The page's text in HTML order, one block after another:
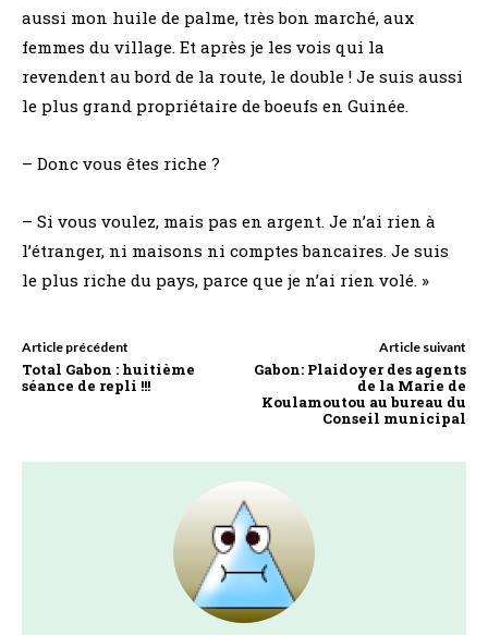
aussi mon huile de palme, très bon marché, aux
femmes du village. Et après je les vois qui la
revendent au bord de la route, le double ! Je suis aussi
le plus grand propriétaire de boeufs en Guinée.
– Donc vous êtes riche ?
– Si vous voulez, mais pas en argent. Je n’ai rien à
l’étranger, ni maisons ni comptes bancaires. Je suis
le plus riche du pays, parce que je n’ai rien volé. »
Article précédent
Total Gabon : huitième
séance de repli !!!
Article suivant
Gabon: Plaidoyer des agents
de la Marie de
Koulamoutou au bureau du
Conseil municipal